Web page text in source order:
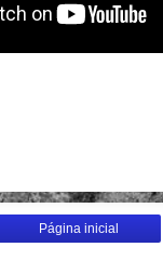
Página inicial